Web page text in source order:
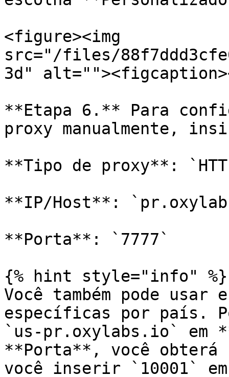
<figure><img
src="/files/
3d"
**Etapa 6.** Para
proxy manualmente,
**Tipo de proxy**:
**IP/Host**:
**Porta**: `7777`
{% hint style="info" %}
Você também pode
específicas por país.
`us-pr.oxylabs.io` em
**Porta**, você obterá
você inserir `10001`